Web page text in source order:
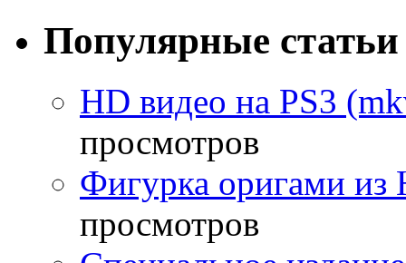
Популярные статьи
HD видео на PS3
просмотров
Фигурка оригами из
просмотров